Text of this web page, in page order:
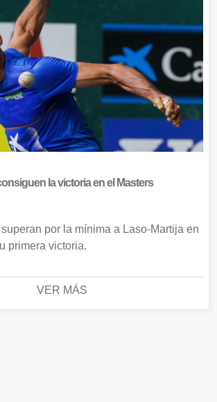
la victoria en el Masters
por la mínima a Laso-Martija en
primera victoria.
VER MÁS